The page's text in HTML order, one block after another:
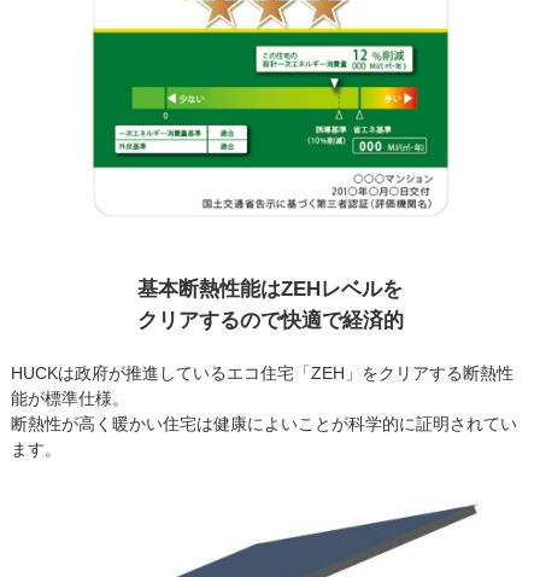
基本断熱性能はZEHレベルを
クリアするので快適で経済的
HUCKは政府が推進しているエコ住宅「ZEH」をクリアする断熱性
能が標準仕様。
断熱性が高く暖かい住宅は健康によいことが科学的に証明されてい
ます。